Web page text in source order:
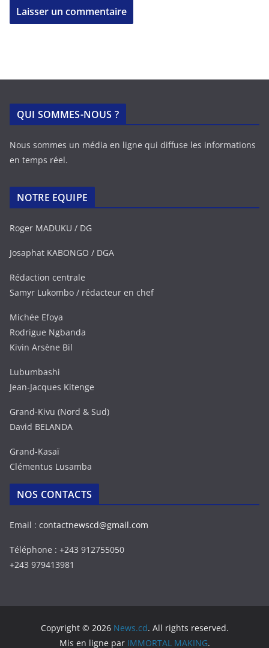
QUI SOMMES-NOUS ?
Nous sommes un média en ligne qui diffuse les informations
en temps réel.
NOTRE EQUIPE
Roger MADUKU / DG
Josaphat KABONGO / DGA
Rédaction centrale
Samyr Lukombo / rédacteur en chef
Michée Efoya
Rodrigue Ngbanda
Kivin Arsène Bil
Lubumbashi
Jean-Jacques Kitenge
Grand-Kivu (Nord & Sud)
David BELANDA
Grand-Kasaï
Clémentus Lusamba
NOS CONTACTS
Email : contactnewscd@gmail.com
Téléphone : +243 912755050
+243 979413981
Copyright © 2026 News.cd. All rights reserved.
Mis en ligne par IMMORTAL MAKING.